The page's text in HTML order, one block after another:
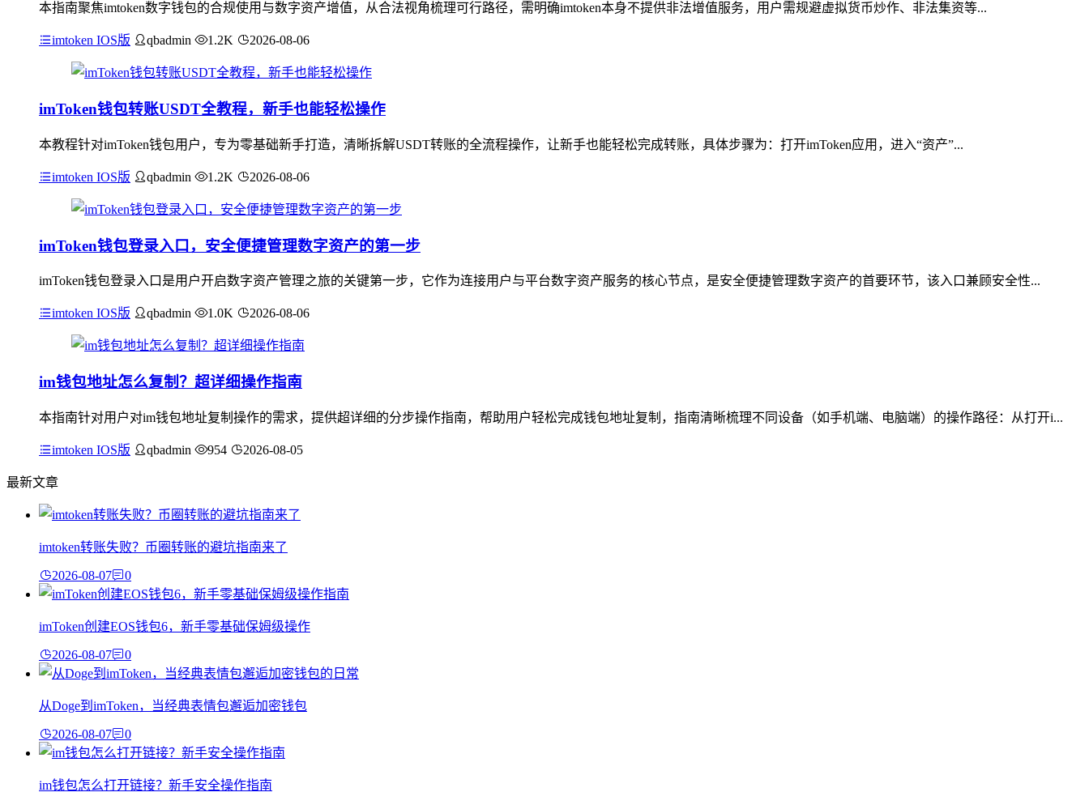
本指南聚焦imtoken数字钱包的合规使用与数字资产增值，从合法视角梳理可行路径，需明确imtoken本身不提供非法增值服务，用户需规避虚拟货币炒作、非法集资等...
imtoken IOS版 qbadmin 1.2K 2026-08-06
imToken钱包转账USDT全教程，新手也能轻松操作
本教程针对imToken钱包用户，专为零基础新手打造，清晰拆解USDT转账的全流程操作，让新手也能轻松完成转账，具体步骤为：打开imToken应用，进入“资产”...
imtoken IOS版 qbadmin 1.2K 2026-08-06
imToken钱包登录入口，安全便捷管理数字资产的第一步
imToken钱包登录入口是用户开启数字资产管理之旅的关键第一步，它作为连接用户与平台数字资产服务的核心节点，是安全便捷管理数字资产的首要环节，该入口兼顾安全性...
imtoken IOS版 qbadmin 1.0K 2026-08-06
im钱包地址怎么复制？超详细操作指南
本指南针对用户对im钱包地址复制操作的需求，提供超详细的分步操作指南，帮助用户轻松完成钱包地址复制，指南清晰梳理不同设备（如手机端、电脑端）的操作路径：从打开i...
imtoken IOS版 qbadmin 954 2026-08-05
最新文章
imtoken转账失败？币圈转账的避坑指南来了
2026-08-07 0
imToken创建EOS钱包6，新手零基础保姆级操作
2026-08-07 0
从Doge到imToken，当经典表情包邂逅加密钱包
2026-08-07 0
im钱包怎么打开链接？新手安全操作指南